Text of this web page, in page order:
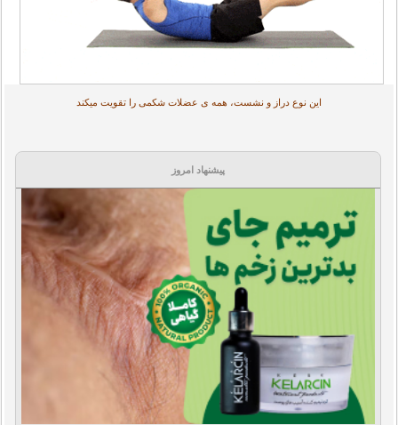
این نوع دراز و نشست، همه ی عضلات شکمی را تقویت میکند
پیشنهاد امروز